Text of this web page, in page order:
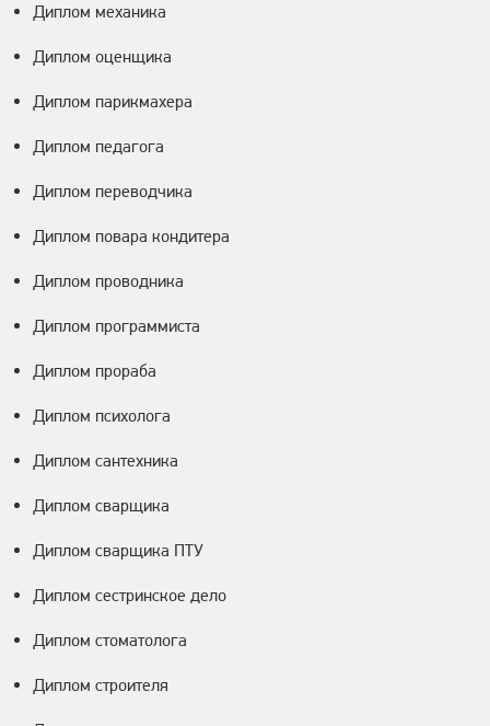
Диплом механика
Диплом оценщика
Диплом парикмахера
Диплом педагога
Диплом переводчика
Диплом повара кондитера
Диплом проводника
Диплом программиста
Диплом прораба
Диплом психолога
Диплом сантехника
Диплом сварщика
Диплом сварщика ПТУ
Диплом сестринское дело
Диплом стоматолога
Диплом строителя